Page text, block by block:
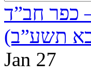
כפר חב”ד
Jan 27